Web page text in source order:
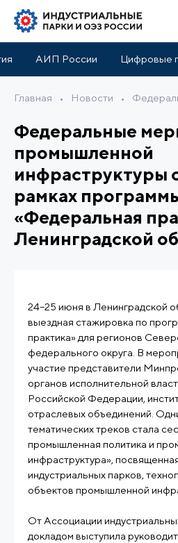
АИП России Цифровые
Главная • Новости •
Федеральные
промышленной
инфраструктуры
рамках
«Федеральная
Ленинградской
24–25 июня в Ленинградской
выездная стажировка по
практика» для регионов
федерального округа. В
участие представители
органов исполнительной
Российской Федерации,
отраслевых объединений.
тематических треков стала
промышленная политика и
инфраструктура»,
индустриальных парков,
объектов промышленной
От Ассоциации
докладом выступила